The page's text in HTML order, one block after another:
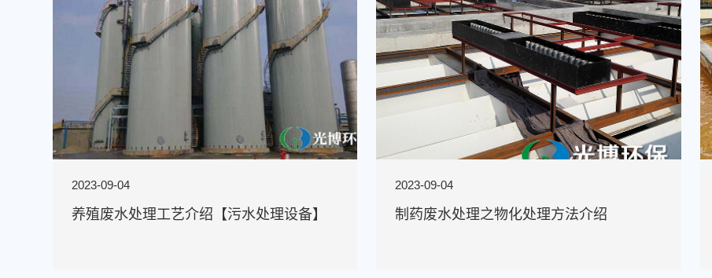
2023-09-04
养殖废水处理工艺介绍【污水处理设备】
2023-09-04
制药废水处理之物化处理方法介绍